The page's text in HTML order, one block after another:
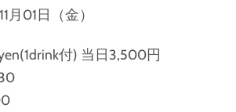
月01日（金）
付) 当日3,500円